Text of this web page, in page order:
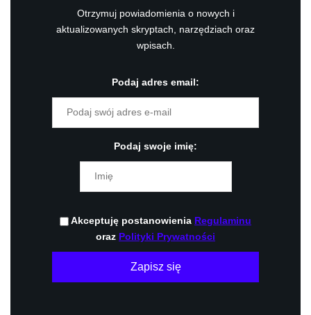
Otrzymuj powiadomienia o nowych i
aktualizowanych skryptach, narzędziach oraz
wpisach.
Podaj adres email:
Podaj swoje imię:
Akceptuję postanowienia Regulaminu
oraz Polityki Prywatności
Zapisz się